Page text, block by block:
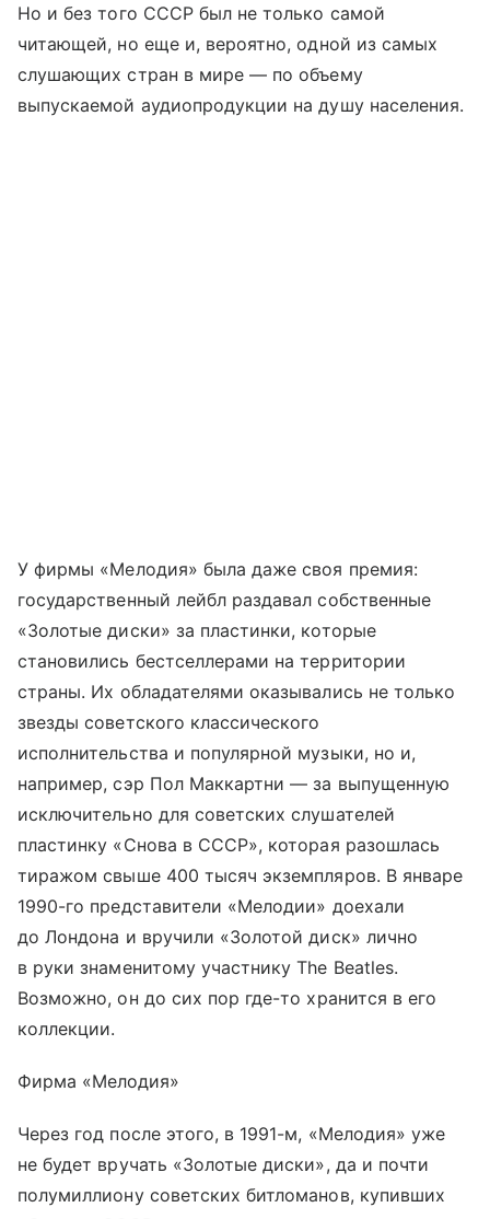
Но и без того СССР был не только самой
читающей, но еще и, вероятно, одной из самых
слушающих стран в мире — по объему
выпускаемой аудиопродукции на душу населения.
У фирмы «Мелодия» была даже своя премия:
государственный лейбл раздавал собственные
«Золотые диски» за пластинки, которые
становились бестселлерами на территории
страны. Их обладателями оказывались не только
звезды советского классического
исполнительства и популярной музыки, но и,
например, сэр Пол Маккартни — за выпущенную
исключительно для советских слушателей
пластинку «Снова в СССР», которая разошлась
тиражом свыше 400 тысяч экземпляров. В январе
1990-го представители «Мелодии» доехали
до Лондона и вручили «Золотой диск» лично
в руки знаменитому участнику The Beatles.
Возможно, он до сих пор где-то хранится в его
коллекции.
Фирма «Мелодия»
Через год после этого, в 1991-м, «Мелодия» уже
не будет вручать «Золотые диски», да и почти
полумиллиону советских битломанов, купивших